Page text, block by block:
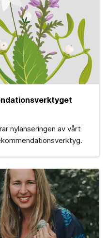
nylanseringen av vårt